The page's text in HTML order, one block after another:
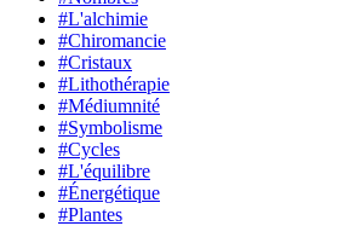
#L'alchimie
#Chiromancie
#Cristaux
#Lithothérapie
#Médiumnité
#Symbolisme
#Cycles
#L'équilibre
#Énergétique
#Plantes